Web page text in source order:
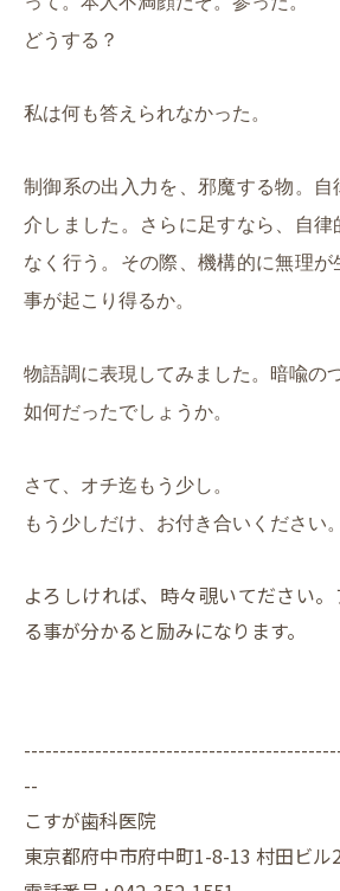
どうする？
私は何も答えられなかった。
制御系の出入力を、邪魔する物。自
介しました。さらに足すなら、自律
なく行う。その際、機構的に無理が
事が起こり得るか。
物語調に表現してみました。暗喩の
如何だったでしょうか。
さて、オチ迄もう少し。
もう少しだけ、お付き合いください。
よろしければ、時々覗いてださい
る事が分かると励みになります。
--
こすが歯科医院
東京都府中市府中町1-8-13 村田ビル